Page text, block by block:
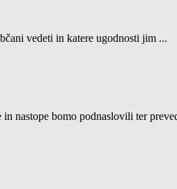
vedeti in katere ugodnosti jim ...
nastope bomo podnaslovili ter